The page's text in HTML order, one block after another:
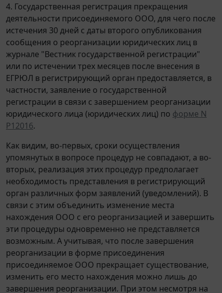
4. Государственная регистрация прекращения
деятельности присоединяемого ООО, для чего после
истечения 30 дней с даты второго опубликования
сообщения о реорганизации юридических лиц в
журнале "Вестник государственной регистрации"
или по истечении трех месяцев после внесения в
ЕГРЮЛ в регистрирующий орган предоставляется, в
частности, заявление о государственной
регистрации в связи с завершением реорганизации
юридического лица (юридических лиц) по форме N
Р12016.
Как видим, во-первых, сроки осуществления
упомянутых в вопросе процедур не совпадают, а во-
вторых, реализация этих процедур предполагает
необходимость представления в регистрирующий
орган различных форм заявлений (уведомлений). В
связи с этим объединить изменение места
нахождения ООО с его реорганизацией и завершить
эти процедуры одновременно не представляется
возможным. А учитывая, что после завершения
реорганизации в форме присоединения
присоединяемое ООО прекращает существование,
изменить его место нахождения можно лишь до
завершения реорганизации. При этом несмотря на